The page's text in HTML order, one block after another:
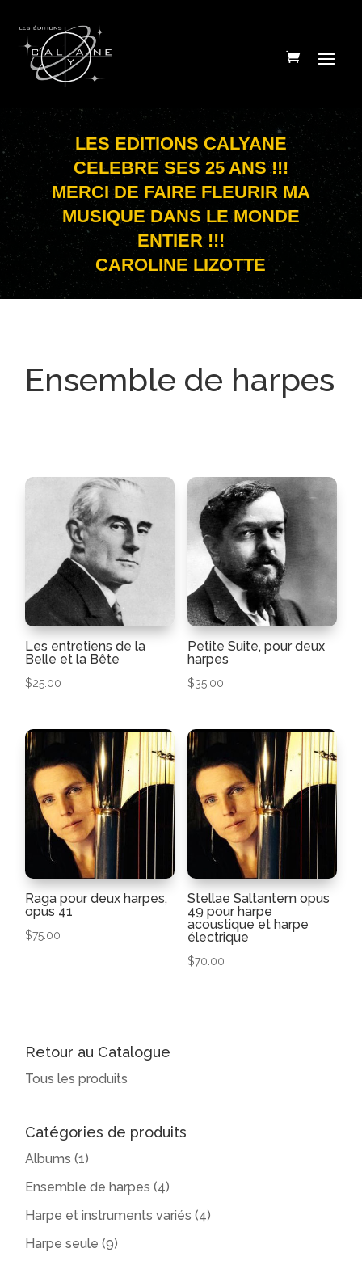
LES EDITIONS CALYANE
CELEBRE SES 25 ANS !!!
MERCI DE FAIRE FLEURIR MA
MUSIQUE DANS LE MONDE
ENTIER !!!
CAROLINE LIZOTTE
Ensemble de harpes
Les entretiens de la
Belle et la Bête
$25.00
Petite Suite, pour deux
harpes
$35.00
Raga pour deux harpes,
opus 41
$75.00
Stellae Saltantem opus
49 pour harpe
acoustique et harpe
électrique
$70.00
Retour au Catalogue
Tous les produits
Catégories de produits
Albums (1)
Ensemble de harpes (4)
Harpe et instruments variés (4)
Harpe seule (9)